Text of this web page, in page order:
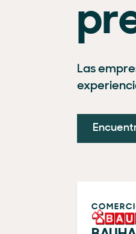
Las